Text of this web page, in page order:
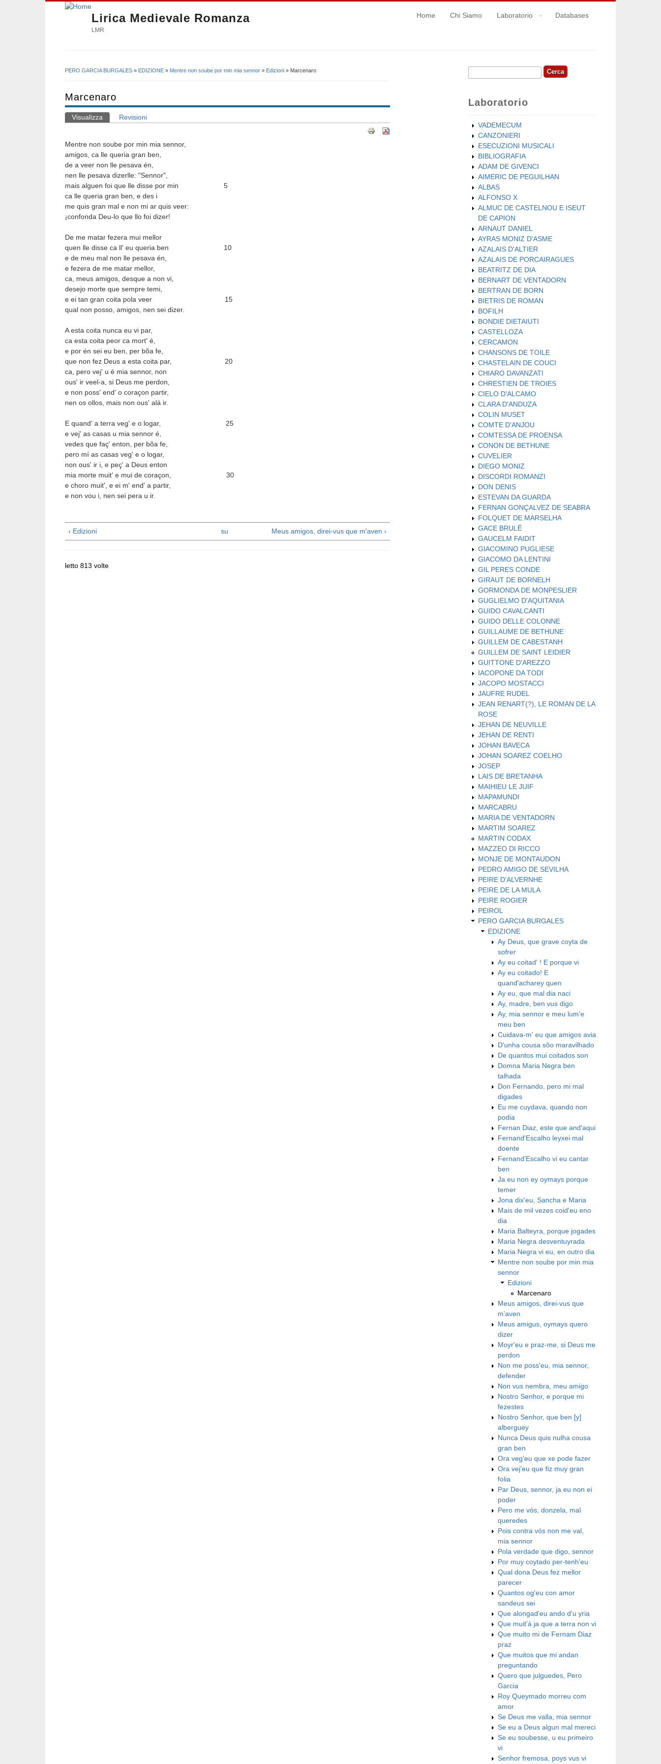
Lirica Medievale Romanza
LMR
Home Chi Siamo Laboratorio Databases
PERO GARCIA BURGALES » EDIZIONE » Mentre non soube por min mia sennor » Edizioni » Marcenaro
Marcenaro
Schede primarie
Visualizza (scheda attiva)
Revisioni
Mentre non soube por min mia sennor,
amigos, ca lle queria gran ben,
de a veer non lle pesava én,
nen lle pesava dizerlle: "Sennor",
mais alguen foi que lle disse por min 5
ca lle queria gran ben, e des i
me quis gran mal e non mi ar quis veer:
¡confonda Deu-lo que llo foi dizer!
De me matar fezera mui mellor
quen lle disse ca ll' eu queria ben 10
e de meu mal non lle pesava én,
e fezera de me matar mellor,
ca, meus amigos, desque a non vi,
desejo morte que sempre temi,
e ei tan gran coita pola veer 15
qual non posso, amigos, nen sei dizer.
A esta coita nunca eu vi par,
ca esta coita peor ca mort' é,
e por én sei eu ben, per bõa fe,
que non fez Deus a esta coita par, 20
ca, pero vej' u é mia sennor, non
ous' ir veel-a, si Deus me perdon,
e non poss' end' o coraçon partir,
nen os ollos, mais non ous' alá ir.
E quand' a terra veg' e o logar, 25
e vej' as casas u mia sennor é,
vedes que faç' enton, per bõa fe,
pero mí as casas veg' e o logar,
non ous' ir i, e peç' a Deus enton
mia morte muit' e mui de coraçon, 30
e choro muit', e ei m' end' a partir,
e non vou i, nen sei pera u ir.
‹ Edizioni su Meus amigos, direi-vus que m'aven ›
letto 813 volte
Form di ricerca
Cerca
Laboratorio
VADEMECUM
CANZONIERI
ESECUZIONI MUSICALI
BIBLIOGRAFIA
ADAM DE GIVENCI
AIMERIC DE PEGUILHAN
ALBAS
ALFONSO X
ALMUC DE CASTELNOU E ISEUT
DE CAPION
ARNAUT DANIEL
AYRAS MONIZ D'ASME
AZALAIS D'ALTIER
AZALAIS DE PORCAIRAGUES
BEATRITZ DE DIA
BERNART DE VENTADORN
BERTRAN DE BORN
BIETRIS DE ROMAN
BOFILH
BONDIE DIETAIUTI
CASTELLOZA
CERCAMON
CHANSONS DE TOILE
CHASTELAIN DE COUCI
CHIARO DAVANZATI
CHRESTIEN DE TROIES
CIELO D'ALCAMO
CLARA D'ANDUZA
COLIN MUSET
COMTE D'ANJOU
COMTESSA DE PROENSA
CONON DE BETHUNE
CUVELIER
DIEGO MONIZ
DISCORDI ROMANZI
DON DENIS
ESTEVAN DA GUARDA
FERNAN GONÇALVEZ DE SEABRA
FOLQUET DE MARSELHA
GACE BRULÉ
GAUCELM FAIDIT
GIACOMINO PUGLIESE
GIACOMO DA LENTINI
GIL PERES CONDE
GIRAUT DE BORNELH
GORMONDA DE MONPESLIER
GUGLIELMO D'AQUITANIA
GUIDO CAVALCANTI
GUIDO DELLE COLONNE
GUILLAUME DE BETHUNE
GUILLEM DE CABESTANH
GUILLEM DE SAINT LEIDIER
GUITTONE D'AREZZO
IACOPONE DA TODI
JACOPO MOSTACCI
JAUFRE RUDEL
JEAN RENART(?), LE ROMAN DE LA
ROSE
JEHAN DE NEUVILLE
JEHAN DE RENTI
JOHAN BAVECA
JOHAN SOAREZ COELHO
JOSEP
LAIS DE BRETANHA
MAIHIEU LE JUIF
MAPAMUNDI
MARCABRU
MARIA DE VENTADORN
MARTIM SOAREZ
MARTIN CODAX
MAZZEO DI RICCO
MONJE DE MONTAUDON
PEDRO AMIGO DE SEVILHA
PEIRE D'ALVERNHE
PEIRE DE LA MULA
PEIRE ROGIER
PEIROL
PERO GARCIA BURGALES
EDIZIONE
Ay Deus, que grave coyta de
sofrer
Ay eu coitad' ! E porque vi
Ay eu coitado! E
quand'acharey quen
Ay eu, que mal dia naci
Ay, madre, ben vus digo
Ay, mia sennor e meu lum'e
meu ben
Cuidava-m' eu que amigos avia
D'unha cousa sõo maravilhado
De quantos mui coitados son
Domna Maria Negra ben
talhada
Don Fernando, pero mi mal
digades
Eu me cuydava, quando non
podia
Fernan Diaz, este que and'aqui
Fernand'Escalho leyxei mal
doente
Fernand'Escalho vi eu cantar
ben
Ja eu non ey oymays porque
temer
Jona dix'eu, Sancha e Maria
Mais de mil vezes coid'eu eno
dia
Maria Balteyra, porque jogades
Maria Negra desventuyrada
Maria Negra vi eu, en outro dia
Mentre non soube por min mia
sennor
Edizioni
Marcenaro
Meus amigos, direi-vus que
m'aven
Meus amigus, oymays quero
dizer
Moyr'eu e praz-me, si Deus me
perdon
Non me poss'eu, mia sennor,
defender
Non vus nembra, meu amigo
Nostro Senhor, e porque mi
fezestes
Nostro Senhor, que ben [y]
alberguey
Nunca Deus quis nulha cousa
gran ben
Ora veg'eu que xe pode fazer
Ora vej'eu que fiz muy gran
folia
Par Deus, sennor, ja eu non ei
poder
Pero me vós, donzela, mal
queredes
Pois contra vós non me val,
mia sennor
Pola verdade que digo, sennor
Por muy coytado per-tenh'eu
Qual dona Deus fez mellor
parecer
Quantos og'eu con amor
sandeus sei
Que alongad'eu ando d'u yria
Que muit'á ja que a terra non vi
Que muito mi de Fernam Diaz
praz
Que muitos que mi andan
preguntando
Quero que julguedes, Pero
Garcia
Roy Queymado morreu com
amor
Se Deus me valla, mia sennor
Se eu a Deus algun mal mereci
Se eu soubesse, u eu primeiro
vi
Senhor fremosa, poys vus vi